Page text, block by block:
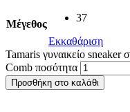
Μέγεθος
37
Εκκαθάριση
Tamaris γυναικείο
Comb ποσότητα
Προσθήκη στο καλάθι